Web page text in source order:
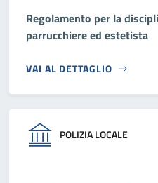
Regolamento per la
parrucchiere ed estetista
VAI AL DETTAGLIO
POLIZIA LOCALE